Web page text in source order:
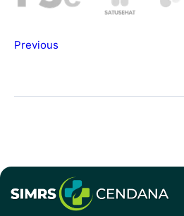
Previous